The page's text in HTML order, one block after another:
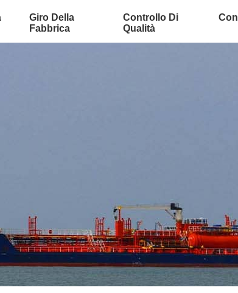
Giro Della
Fabbrica
Controllo Di
Qualità